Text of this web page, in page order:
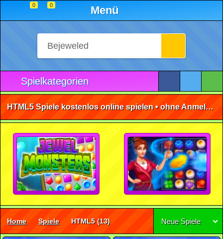
0 0 Menü
Spielkategorien
HTML5 Spiele kostenlos online spielen • ohne Anmeldung 🕹️
Home Spiele HTML5(13) Neue Spiele